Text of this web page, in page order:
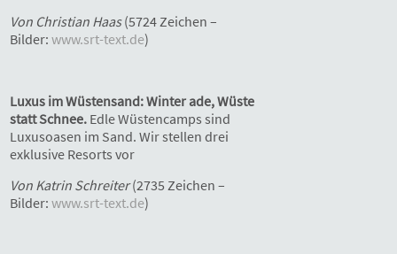
Von Christian Haas(5724 Zeichen –
Bilder: www.srt-text.de)
Luxus im Wüstensand: Winter ade, Wüste
statt Schnee. Edle Wüstencamps sind
Luxusoasen im Sand. Wir stellen drei
exklusive Resorts vor
Von Katrin Schreiter(2735 Zeichen –
Bilder: www.srt-text.de)